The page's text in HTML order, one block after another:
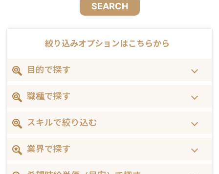
SEARCH
絞り込みオプションはこちらから
目的で探す
職種で探す
スキルで絞り込む
業界で探す